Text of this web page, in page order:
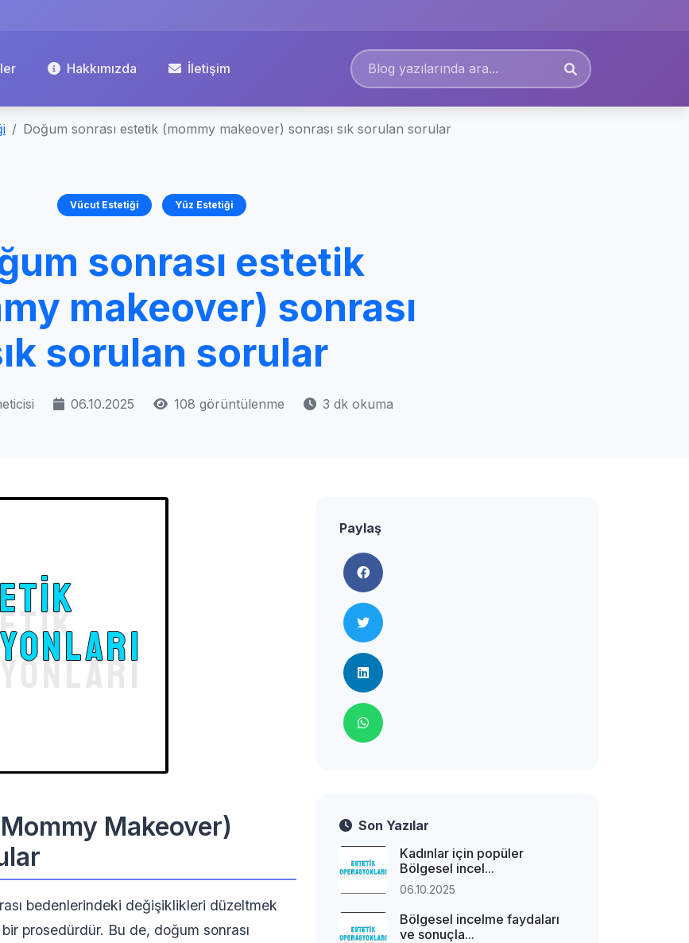
Hakkımızda İletişim
Doğum sonrası estetik (mommy makeover) sonrası sık sorulan sorular
Vücut Estetiği Yüz Estetiği
sonrası estetik
makeover) sonrası
sorulan sorular
06.10.2025 108 görüntülenme 3 dk okuma
Makeover)
bedenlerindeki değişiklikleri düzeltmek
prosedürdür. Bu de, doğum sonrası
Paylaş
Son Yazılar
Kadınlar için popüler
Bölgesel incel...
06.10.2025
Bölgesel incelme faydaları
ve sonuçla...